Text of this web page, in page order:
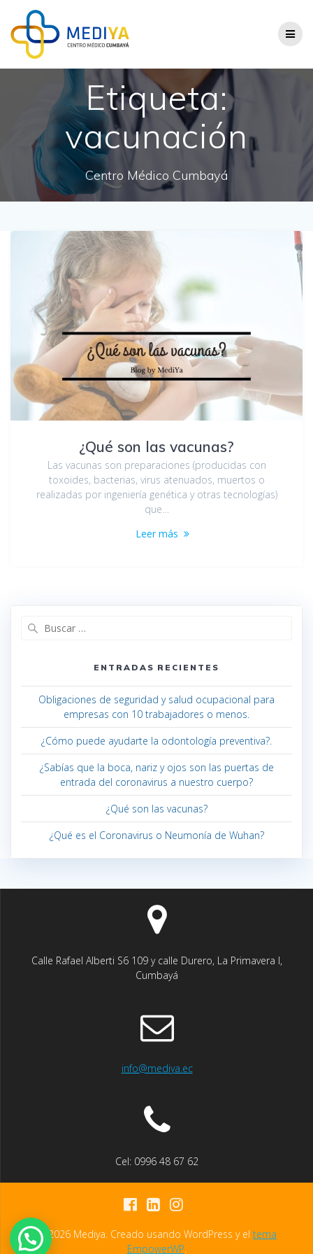
Etiqueta:
vacunación
Centro Médico Cumbayá
¿Qué son las vacunas?
Las vacunas son preparaciones (producidas con
toxoides, bacterias, virus atenuados, muertos o
realizadas por ingeniería genética y otras tecnologías)
que…
Leer más
ENTRADAS RECIENTES
Obligaciones de seguridad y salud ocupacional para
empresas con 10 trabajadores o menos.
¿Cómo puede ayudarte la odontología preventiva?.
¿Sabías que la boca, nariz y ojos son las puertas de
entrada del coronavirus a nuestro cuerpo?
¿Qué son las vacunas?
¿Qué es el Coronavirus o Neumonía de Wuhan?
Calle Rafael Alberti S6 109 y calle Durero, La Primavera I,
Cumbayá
info@mediya.ec
Cel: 0996 48 67 62
© 2026 Mediya. Creado usando WordPress y el tema
EmpowerWP.